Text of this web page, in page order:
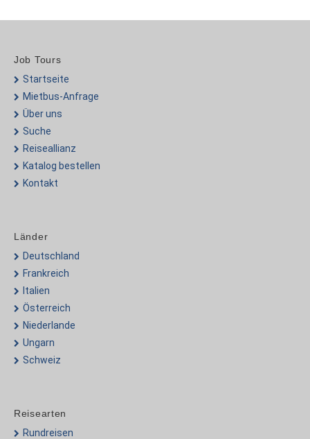
Job Tours
Startseite
Mietbus-Anfrage
Über uns
Suche
Reiseallianz
Katalog bestellen
Kontakt
Länder
Deutschland
Frankreich
Italien
Österreich
Niederlande
Ungarn
Schweiz
Reisearten
Rundreisen